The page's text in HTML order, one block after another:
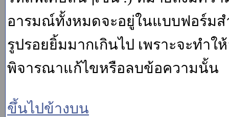
อารมณ์ทั้งหมดจะอยู่ในแบบฟอร์ม
รูปรอยยิ้มมากเกินไป เพราะจะทำใ
พิจารณาแก้ไขหรือลบข้อความนั้น
ขึ้นไปข้างบน